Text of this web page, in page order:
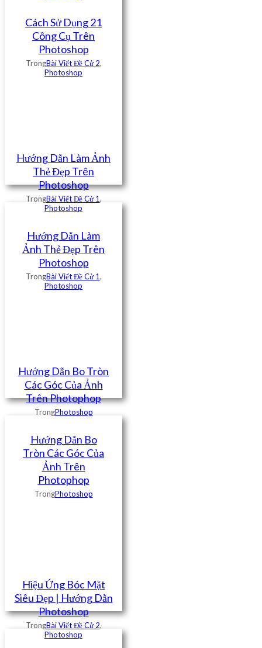
Cách Sử Dụng 21
Công Cụ Trên
Photoshop
TrongBài Viết Đề Cử 2,
Photoshop
Hướng Dẫn Làm Ảnh
Thẻ Đẹp Trên
Photoshop
TrongBài Viết Đề Cử 1,
Photoshop
Hướng Dẫn Làm
Ảnh Thẻ Đẹp Trên
Photoshop
TrongBài Viết Đề Cử 1,
Photoshop
Hướng Dẫn Bo Tròn
Các Góc Của Ảnh
Trên Photophop
TrongPhotoshop
Hướng Dẫn Bo
Tròn Các Góc Của
Ảnh Trên
Photophop
TrongPhotoshop
Hiệu Ứng Bóc Mặt
Siêu Đẹp | Hướng Dẫn
Photoshop
TrongBài Viết Đề Cử 2,
Photoshop